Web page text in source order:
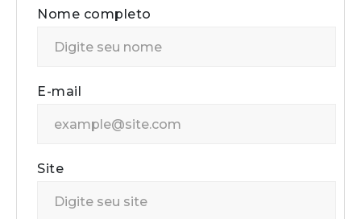
Nome completo
E-mail
Site